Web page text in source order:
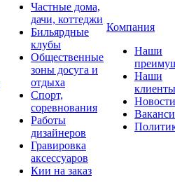
Частные дома,
дачи, коттеджи
Бильярдные
клубы
Общественные
зоны досуга и
отдыха
Спорт,
соревнования
Работы
дизайнеров
Гравировка
аксессуаров
Кии на заказ
Компания
Наши
Наши
клиенты
Новости